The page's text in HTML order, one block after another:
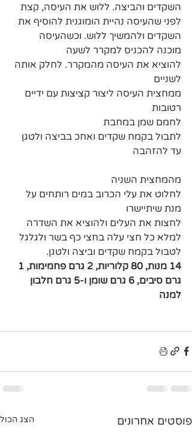
השקדים והביצה. ללוש את העיסה, קצת
לפני שהעיסה נהיית הומוגנית להוסיף את
השקדים ולהמשיך ללוש. וכשהעיסה
מוכנה להכניס למקרר לשעה
להוציא את העיסה מהמקרר. לחלק אותה
לשניים
ממחצית העיסה ליצור קציצות עם ידיים
רטובות
לחמם שמן במחבת
לתבול בקמח שקדים ואחכ בביצה ולטגן
עד להזהבה
מהמחצית השניה
לחלוט את עלי הכרוב במים רותחים על
מנת שיתיישרו
לחצות את העלים ולהוציא את השדרה
למלא כל חצי עלה בחצי כף בשר ולגלגל
לטבול בקמח שקדים וביצה ולטגן.
גרם סיבים, 6 גרם שומן ו-5 גרם חלבון
למנה
פוסטים אחרונים הצג הכול